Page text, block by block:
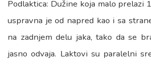
Podlaktica: Dužine koja malo prelazi
uspravna je od napred kao i sa
na zadnjem delu jaka, tako da se
jasno odvaja. Laktovi su paralelni